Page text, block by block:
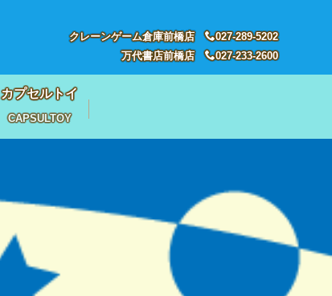
クレーンゲーム倉庫前橋店
027-289-5202
万代書店前橋店
027-233-2600
カプセルトイ
CAPSULTOY